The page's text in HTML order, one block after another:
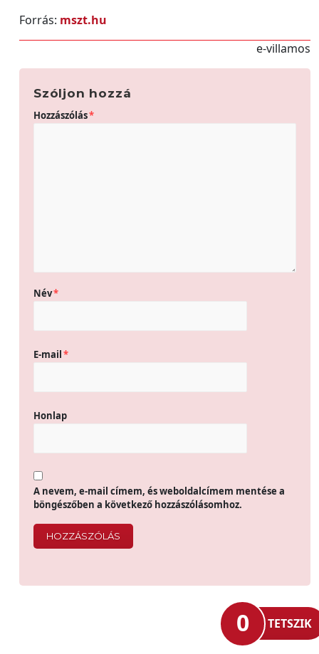
Forrás: mszt.hu
e-villamos
Szóljon hozzá
Hozzászólás*
Név*
E-mail*
Honlap
A nevem, e-mail címem, és weboldalcímem mentése a
böngészőben a következő hozzászólásomhoz.
0 TETSZIK